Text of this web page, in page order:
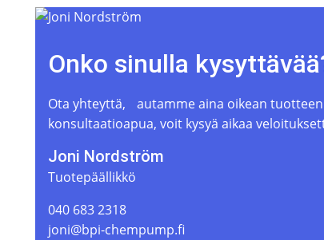
Onko sinulla
Ota yhteyttä, autamme aina oikean tuotteen
konsultaatioapua, voit kysyä aikaa
Joni Nordström
Tuotepäällikkö
040 683 2318
joni@bpi-chempump.fi